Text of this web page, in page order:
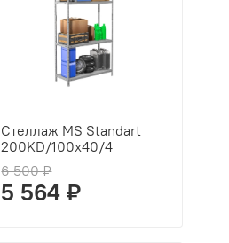
Стеллаж MS Standart
200KD/100x40/4
6 500 ₽
5 564 ₽